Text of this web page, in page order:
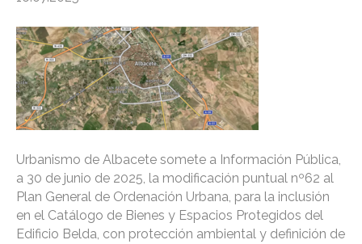
Urbanismo de Albacete somete a Información Pública,
a 30 de junio de 2025, la modificación puntual nº62 al
Plan General de Ordenación Urbana, para la inclusión
en el Catálogo de Bienes y Espacios Protegidos del
Edificio Belda, con protección ambiental y definición de